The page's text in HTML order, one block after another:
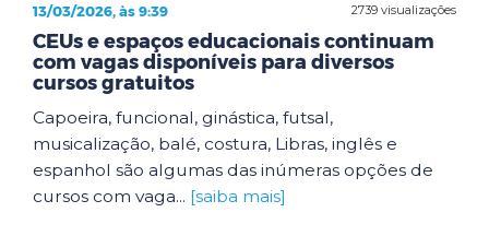
2739 visualizações
13/03/2026, às 9:39
CEUs e espaços educacionais continuam
com vagas disponíveis para diversos
cursos gratuitos
Capoeira, funcional, ginástica, futsal,
musicalização, balé, costura, Libras, inglês e
espanhol são algumas das inúmeras opções de
cursos com vaga... [saiba mais]